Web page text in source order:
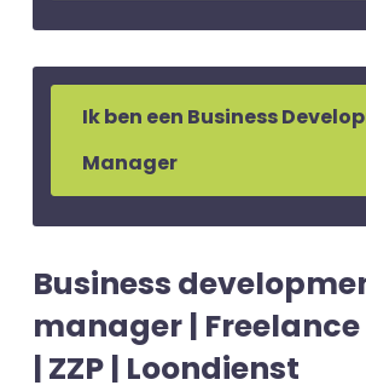
Ik ben een Business
Manager
Business
manager |
| ZZP | Loondienst